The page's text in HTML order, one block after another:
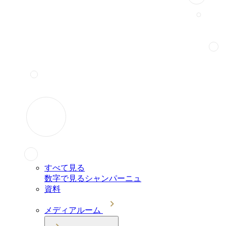
すべて見る
数字で見るシャンパーニュ
資料
メディアルーム